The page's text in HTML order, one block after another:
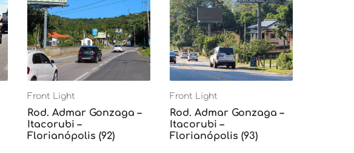
Front Light
Rod. Admar Gonzaga –
Itacorubi –
Florianópolis (92)
Front Light
Rod. Admar Gonzaga –
Itacorubi –
Florianópolis (93)